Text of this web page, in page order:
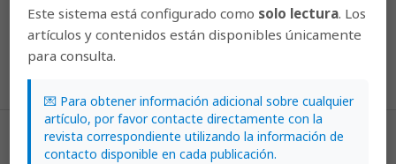
PDF (Español (España))
Este sistema está configurado como solo lectura. Los
artículos y contenidos están disponibles únicamente
para consulta.
💌 Para obtener información adicional sobre cualquier
artículo, por favor contacte directamente con la
revista correspondiente utilizando la información de
contacto disponible en cada publicación.